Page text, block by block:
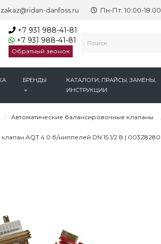
zakaz@ridan-danfoss.ru Пн-Пт: 10:00-18:00
+7 931 988-41-81
+7 931 988-41-81
Обратный звонок
БРЕНДЫ
КАТАЛОГИ, ПРАЙСЫ, ЗАМЕНЫ,
ИНСТРУКЦИИ
Автоматические балансировочные клапаны
AQT 4.0 б/ниппелей DN 15 1/2 В | 003Z8280